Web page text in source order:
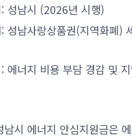
성남시 (2026년 시행)
성남사랑상품권(지역화폐)
에너지 비용 부담 경감 및
시 에너지 안심지원금은